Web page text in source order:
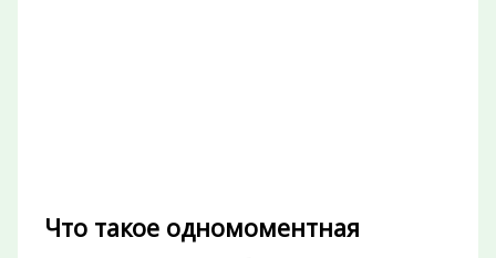
Что такое одномоментная